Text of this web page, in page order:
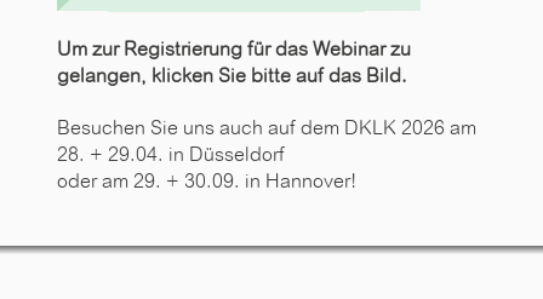
Um zur Registrierung für das Webinar zu
gelangen, klicken Sie bitte auf das Bild.
Besuchen Sie uns auch auf dem DKLK 2026 am
28. + 29.04. in Düsseldorf
oder am 29. + 30.09. in Hannover!